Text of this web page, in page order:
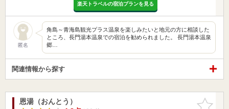
楽天トラベルの宿泊プランを見る
匿名
角島～青海島観光プラス温泉を楽しみたいと地元の方に相談した
ところ、長門湯本温泉での宿泊を勧められました。 長門湯本温泉
郷…
関連情報から探す
お気に入
恩湯（おんとう）